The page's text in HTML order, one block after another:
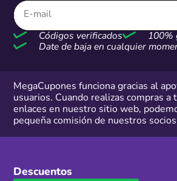
Códigos verificados
100%
Date de baja en cualquier
MegaCupones funciona gracias al
usuarios. Cuando realizas compras a
enlaces en nuestro sitio web,
pequeña comisión de nuestros
Descuentos